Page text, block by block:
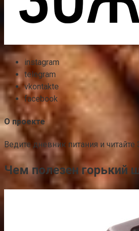
instagram
telegram
vkontakte
facebook
О проекте
Ведите дневник питания и
Чем полезен горький